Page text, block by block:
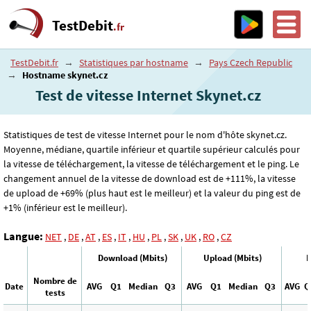
TestDebit.fr
TestDebit.fr → Statistiques par hostname →
Pays Czech Republic
→
Hostname skynet.cz
Test de vitesse Internet Skynet.cz
Statistiques de test de vitesse Internet pour le nom d'hôte skynet.cz.
Moyenne, médiane, quartile inférieur et quartile supérieur calculés pour
la vitesse de téléchargement, la vitesse de téléchargement et le ping. Le
changement annuel de la vitesse de download est de +111%, la vitesse
de upload de +69% (plus haut est le meilleur) et la valeur du ping est de
+1% (inférieur est le meilleur).
Langue: NET , DE ,AT , ES , IT , HU , PL ,SK , UK , RO ,CZ
Download (Mbits) Upload (Mbits)
Date
Nombre de
tests
AVG Q1 Median Q3 AVG Q1 Median Q3 AVG